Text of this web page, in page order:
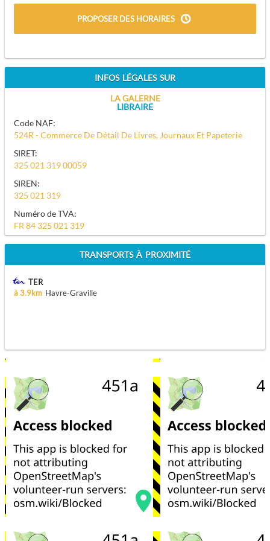
PROPOSER DES HORAIRES
INFOS LÉGALES SUR
LA GALERNE
LIBRAIRE
Code NAF:
524R - Commerce De Détail De Livres, Journaux Et Papeterie
SIRET:
325 021 319 00059
SIREN:
325 021 319
Numéro de TVA:
FR 84 325 021 319
TRANSPORTS À PROXIMITÉ
TER
à 3.9km Havre-Graville